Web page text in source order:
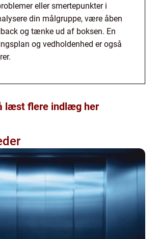
eller smertepunkter i
din målgruppe, være åben
og tænke ud af boksen. En
og vedholdenhed er også
læst flere indlæg her